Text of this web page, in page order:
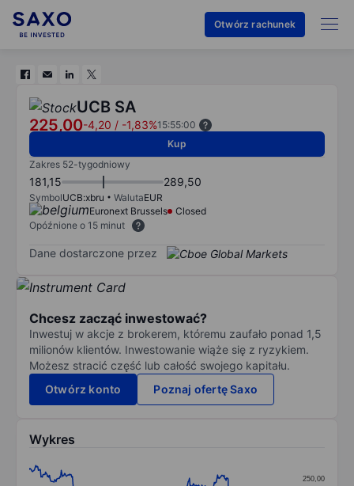
Otwórz rachunek
UCB SA
225,00-4,20 / -1,83%15:55:00
Kup
Zakres 52-tygodniowy
181,15 289,50
SymbolUCB:xbru WalutaEUR
Euronext Brussels
Closed
Opóźnione o 15 minut
Dane dostarczone przez
Chcesz zacząć inwestować?
Inwestuj w akcje z brokerem, któremu zaufało ponad 1,5
milionów klientów. Inwestowanie wiąże się z ryzykiem.
Możesz stracić część lub całość swojego kapitału.
Otwórz konto
Poznaj ofertę Saxo
Wykres
250,00